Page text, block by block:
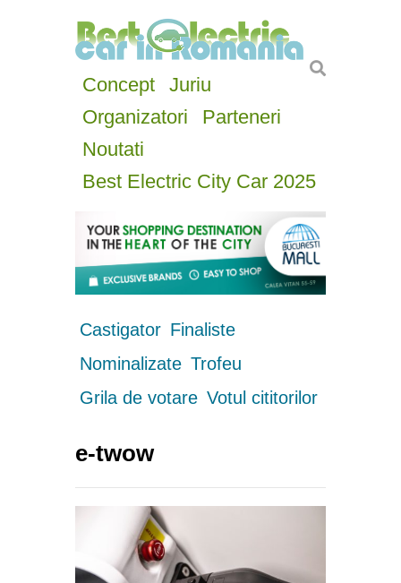
Concept
Juriu
Organizatori
Parteneri
Noutati
Best Electric City Car 2025
Castigator Finaliste
Nominalizate Trofeu
Grila de votare Votul cititorilor
e-twow